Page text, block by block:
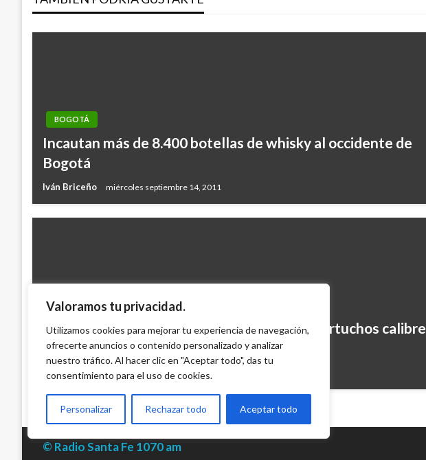
Valoramos tu privacidad.
Utilizamos cookies para mejorar tu experiencia de navegación,
ofrecerte anuncios o contenido personalizado y analizar
nuestro tráfico. Al hacer clic en "Aceptar todo", das tu
consentimiento para el uso de cookies.
Personalizar Rechazar todo Aceptar todo
entradas
BOGOTÁ
Incautan más de 8.400 botellas de whisky al occidente de
Bogotá
Iván Briceño miércoles septiembre 14, 2011
JUDICIAL
Encuentran en Antioquia caleta con 3.500 cartuchos calibre
punto 50
Iván Briceño miércoles junio 20, 2012
© Radio Santa Fe 1070 am